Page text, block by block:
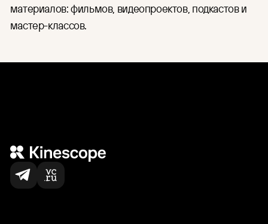
материалов: фильмов, видеопроектов, подкастов и
мастер-классов.